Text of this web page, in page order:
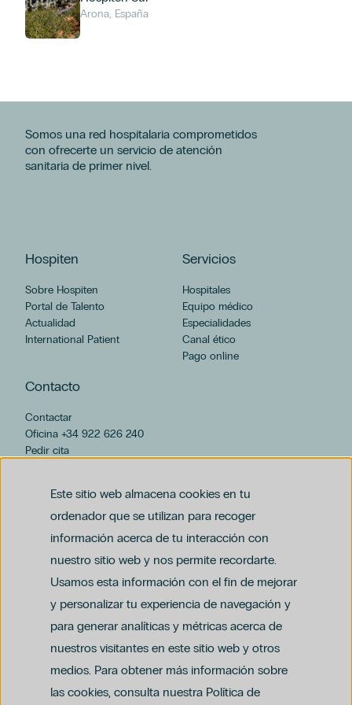
Este sitio web almacena cookies en tu
ordenador que se utilizan para recoger
información acerca de tu interacción con
nuestro sitio web y nos permite recordarte.
Usamos esta información con el fin de mejorar
y personalizar tu experiencia de navegación y
para generar analíticas y métricas acerca de
nuestros visitantes en este sitio web y otros
medios. Para obtener más información sobre
las cookies, consulta nuestra Política de
Arona, España
Somos una red hospitalaria comprometidos
con ofrecerte un servicio de atención
sanitaria de primer nivel.
Hospiten
Sobre Hospiten
Portal de Talento
Actualidad
International Patient
Servicios
Hospitales
Equipo médico
Especialidades
Canal ético
Pago online
Contacto
Contactar
Oficina +34 922 626 240
Pedir cita
Política de privacidad y protección de datos
Política del canal ético (PDF)
Política de compliance penal (PDF)